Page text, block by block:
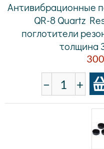
Антивибрационные
QR-8 Quartz
поглотители
толщина
− +